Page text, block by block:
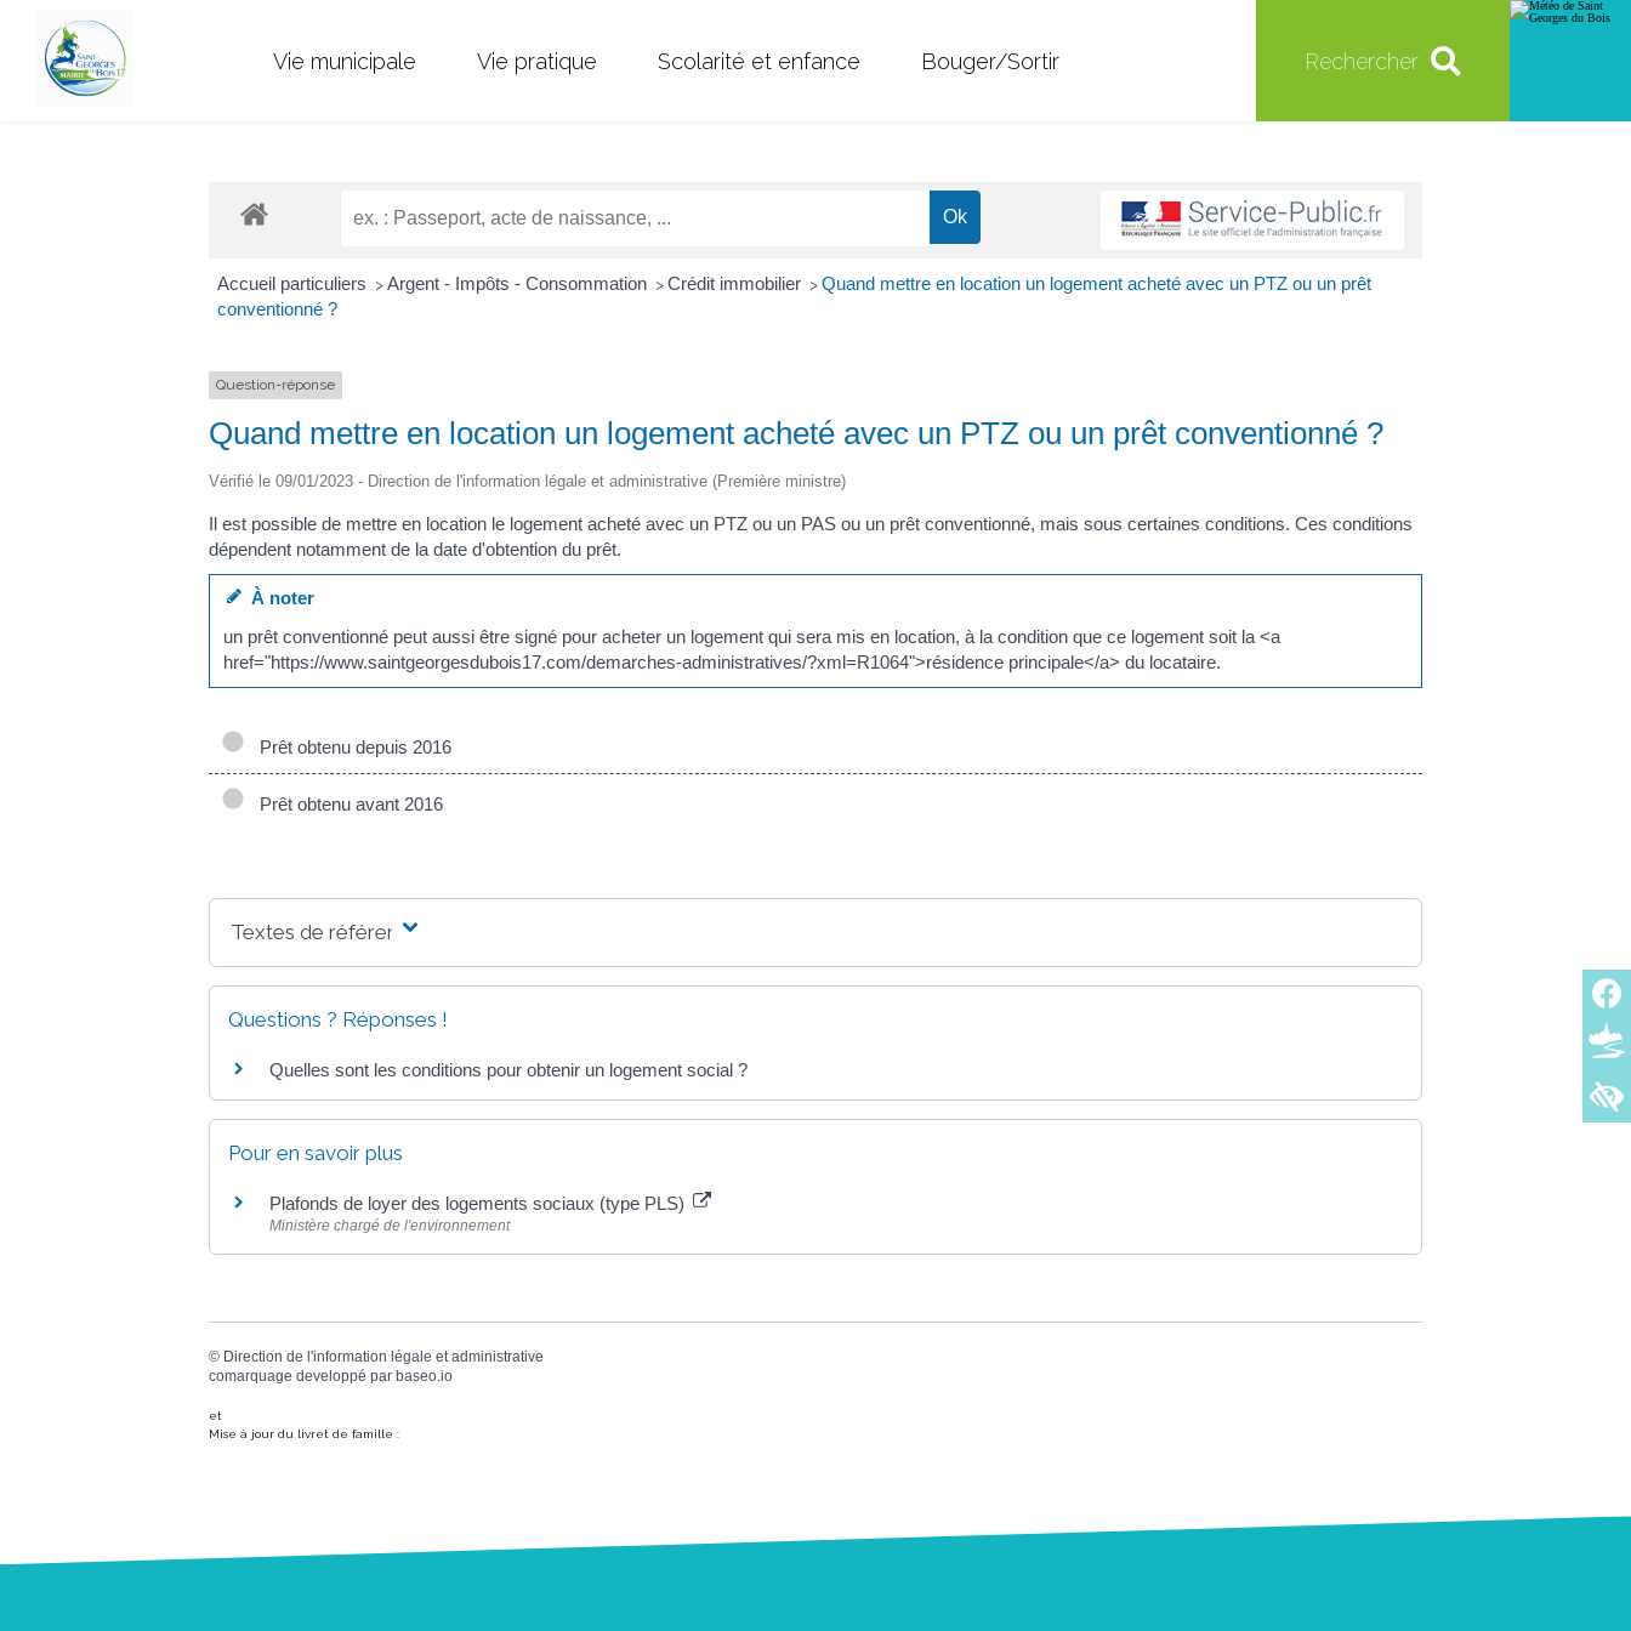
Vie municipale Vie pratique Scolarité et enfance Bouger/Sortir Rechercher
Accueil particuliers > Argent - Impôts - Consommation > Crédit immobilier > Quand mettre en location un logement acheté avec un PTZ ou un prêt
conventionné ?
Question-réponse
Quand mettre en location un logement acheté avec un PTZ ou un prêt conventionné ?
Vérifié le 09/01/2023 - Direction de l'information légale et administrative (Première ministre)
Il est possible de mettre en location le logement acheté avec un PTZ ou un PAS ou un prêt conventionné, mais sous certaines conditions. Ces conditions
dépendent notamment de la date d'obtention du prêt.
À noter
un prêt conventionné peut aussi être signé pour acheter un logement qui sera mis en location, à la condition que ce logement soit la <a
href="https://www.saintgeorgesdubois17.com/demarches-administratives/?xml=R1064">résidence principale</a> du locataire.
Prêt obtenu depuis 2016
Prêt obtenu avant 2016
Textes de référence
Questions ? Réponses !
Quelles sont les conditions pour obtenir un logement social ?
Pour en savoir plus
Plafonds de loyer des logements sociaux (type PLS)
Ministère chargé de l'environnement
© Direction de l'information légale et administrative
comarquage developpé par baseo.io
et
Mise à jour du livret de famille :